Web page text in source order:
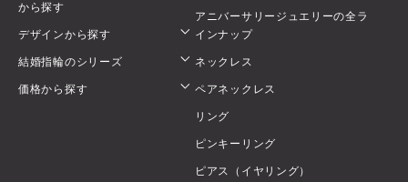
から探す
デザインから探す
結婚指輪のシリーズ
価格から探す
アニバーサリージュエリーの全ラ
インナップ
ネックレス
ペアネックレス
リング
ピンキーリング
ピアス（イヤリング）